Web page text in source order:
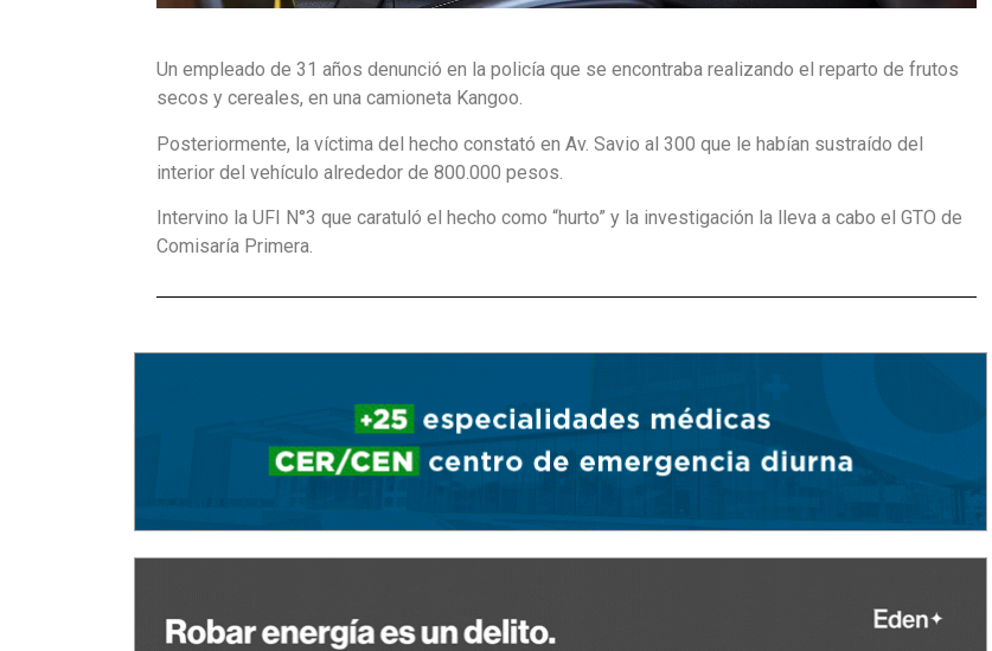
Un empleado de 31 años denunció en la policía que se encontraba realizando el reparto de frutos
secos y cereales, en una camioneta Kangoo.
Posteriormente, la víctima del hecho constató en Av. Savio al 300 que le habían sustraído del
interior del vehículo alrededor de 800.000 pesos.
Intervino la UFI N°3 que caratuló el hecho como “hurto” y la investigación la lleva a cabo el GTO de
Comisaría Primera.